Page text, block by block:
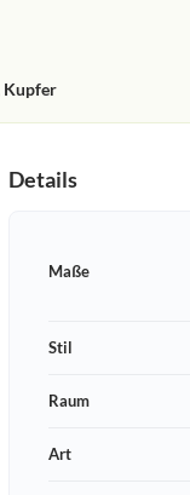
Kupfer
Details
Maße
Stil
Raum
Art